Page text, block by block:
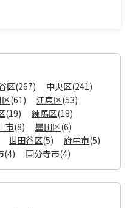
区(267) 中央区(241)
(61) 江東区(53)
(19) 練馬区(18)
市(8) 墨田区(6)
世田谷区(5) 府中市(5)
(4) 国分寺市(4)